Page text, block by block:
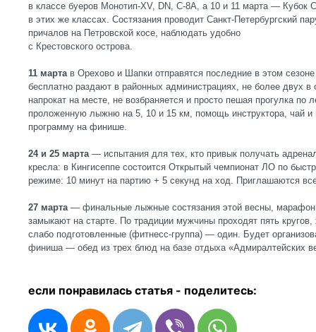
в классе буеров Монотип-ХV, DN, С-8А, а 10 и 11 марта — Кубок
в этих же классах. Состязания проводит Санкт-Петербургский
причалов на Петровской косе, наблюдать удобно
с Крестовского острова.
11 мартав Орехово и Шапки отправятся последние в этом
бесплатно раздают в районных администрациях, не более двух
напрокат на месте, не возбраняется и просто пешая прогулка по
проложенную лыжню на 5, 10 и 15 км, помощь инструктора, чай
программу на финише.
24 и 25 марта— испытания для тех, кто привык получать
кресла: в Кингисеппе состоится Открытый чемпионат ЛО по
режиме: 10 минут на партию + 5 секунд на ход. Приглашаются
27 марта— финальные лыжные состязания этой весны,
замыкают на старте. По традиции мужчины проходят пять
слабо подготовленные (фитнесс-группа) — один. Будет
финиша — обед из трех блюд на базе отдыха «Адмиралтейских
если понравилась статья - поделитесь: